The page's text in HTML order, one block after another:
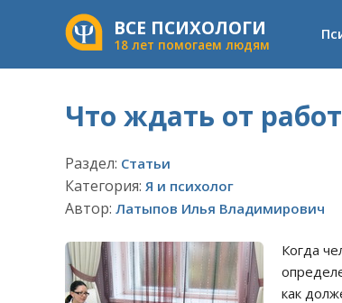
ВСЕ ПСИХОЛОГИ
18 лет помогаем людям
Что ждать от
Раздел: Статьи
Категория: Я и психолог
Автор: Латыпов Илья Владимирович
Когда
как